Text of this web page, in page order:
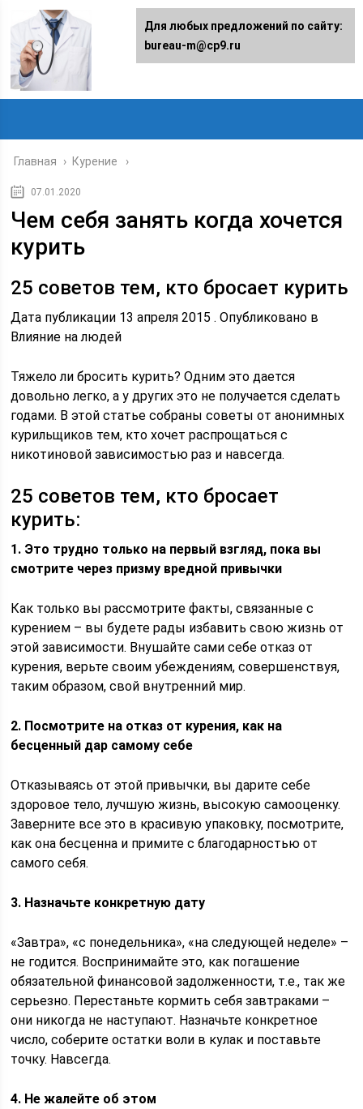
Главная › Курение
07.01.2020
Чем себя занять когда хочется
курить
25 советов тем, кто бросает курить
Дата публикации 13 апреля 2015 . Опубликовано в
Влияние на людей
Тяжело ли бросить курить? Одним это дается
довольно легко, а у других это не получается сделать
годами. В этой статье собраны советы от анонимных
курильщиков тем, кто хочет распрощаться с
никотиновой зависимостью раз и навсегда.
25 советов тем, кто бросает
курить:
1. Это трудно только на первый взгляд, пока вы
смотрите через призму вредной привычки
Как только вы рассмотрите факты, связанные с
курением – вы будете рады избавить свою жизнь от
этой зависимости. Внушайте сами себе отказ от
курения, верьте своим убеждениям, совершенствуя,
таким образом, свой внутренний мир.
2. Посмотрите на отказ от курения, как на
бесценный дар самому себе
Отказываясь от этой привычки, вы дарите себе
здоровое тело, лучшую жизнь, высокую самооценку.
Заверните все это в красивую упаковку, посмотрите,
как она бесценна и примите с благодарностью от
самого себя.
3. Назначьте конкретную дату
«Завтра», «с понедельника», «на следующей неделе» –
не годится. Воспринимайте это, как погашение
обязательной финансовой задолженности, т.е., так же
серьезно. Перестаньте кормить себя завтраками –
они никогда не наступают. Назначьте конкретное
число, соберите остатки воли в кулак и поставьте
точку. Навсегда.
4. Не жалейте об этом
Для любых предложений по сайту:
bureau-m@cp9.ru